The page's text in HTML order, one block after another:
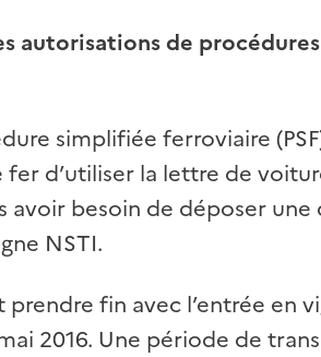
autorisations de
simplifiée ferroviaire
d’utiliser la lettre de
avoir besoin de déposer
NSTI.
fin avec l’entrée en
2016. Une période de